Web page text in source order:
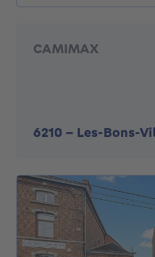
CAMIMAX
6210 - Les-Bons-